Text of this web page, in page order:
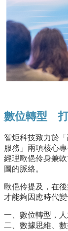
數位轉型
智炬科技致力於
服務」兩項核心
經理歐俋伶身兼
圖的脈絡。
歐俋伶提及，在
才能夠因應時代
一、數位轉型，
二、數據思維、